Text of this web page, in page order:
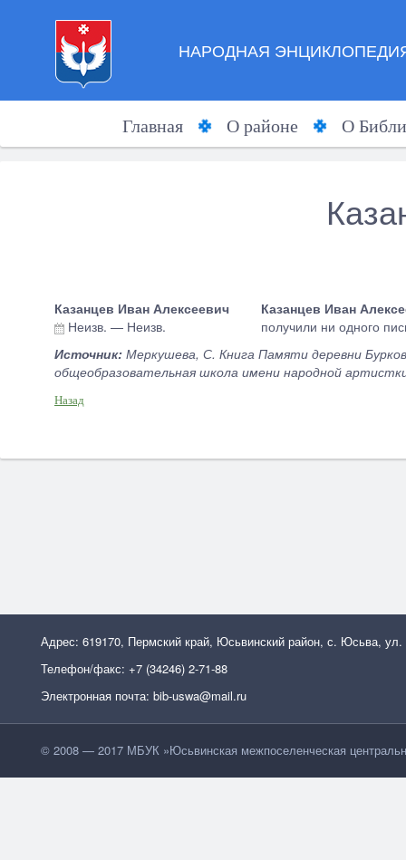
НАРОДНАЯ
Главная О районе О
Казанцев Иван Алексеевич
Неизв. — Неизв.
Казанцев Иван
получили ни одного
Источник: Меркушева, С. Книга Памяти деревни
общеобразовательная школа имени народной
Назад
Адрес: 619170, Пермский край, Юсьвинский район, с. Юсьва, ул.
Телефон/факс: +7 (34246) 2-71-88
Электронная почта: bib-uswa@mail.ru
© 2008 — 2017 МБУК »Юсьвинская межпоселенческая